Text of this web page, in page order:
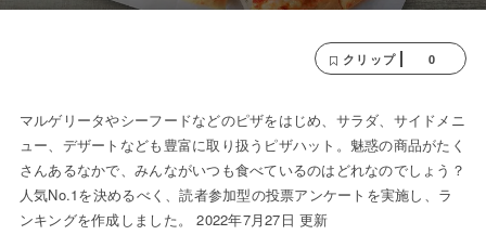
クリップ 0
マルゲリータやシーフードなどのピザをはじめ、サラダ、サイドメニ
ュー、デザートなども豊富に取り扱うピザハット。魅惑の商品がたく
さんあるなかで、みんながいつも食べているのはどれなのでしょう？
人気No.1を決めるべく、読者参加型の投票アンケートを実施し、ラ
ンキングを作成しました。 2022年7月27日 更新